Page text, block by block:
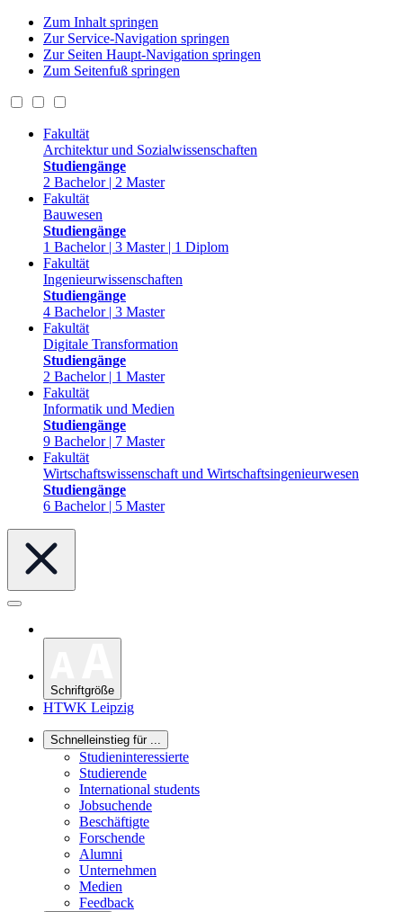
Zum Inhalt springen
Zur Service-Navigation springen
Zur Seiten Haupt-Navigation springen
Zum Seitenfuß springen
Fakultät
Architektur und Sozialwissenschaften
Studiengänge
2 Bachelor | 2 Master
Fakultät
Bauwesen
Studiengänge
1 Bachelor | 3 Master | 1 Diplom
Fakultät
Ingenieurwissenschaften
Studiengänge
4 Bachelor | 3 Master
Fakultät
Digitale Transformation
Studiengänge
2 Bachelor | 1 Master
Fakultät
Informatik und Medien
Studiengänge
9 Bachelor | 7 Master
Fakultät
Wirtschaftswissenschaft und Wirtschaftsingenieurwesen
Studiengänge
6 Bachelor | 5 Master
Schriftgröße
HTWK Leipzig
Schnelleinstieg für ...
Studieninteressierte
Studierende
International students
Jobsuchende
Beschäftigte
Forschende
Alumni
Unternehmen
Medien
Feedback